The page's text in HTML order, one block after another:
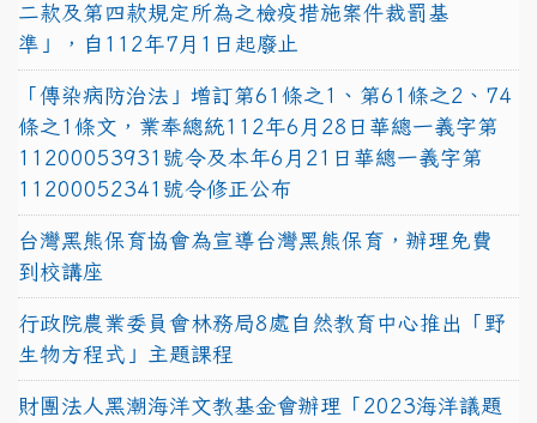
二款及第四款規定所為之檢疫措施案件裁罰基
準」，自112年7月1日起廢止
「傳染病防治法」增訂第61條之1、第61條之2、74
條之1條文，業奉總統112年6月28日華總一義字第
11200053931號令及本年6月21日華總一義字第
11200052341號令修正公布
台灣黑熊保育協會為宣導台灣黑熊保育，辦理免費
到校講座
行政院農業委員會林務局8處自然教育中心推出「野
生物方程式」主題課程
財團法人黑潮海洋文教基金會辦理「2023海洋議題